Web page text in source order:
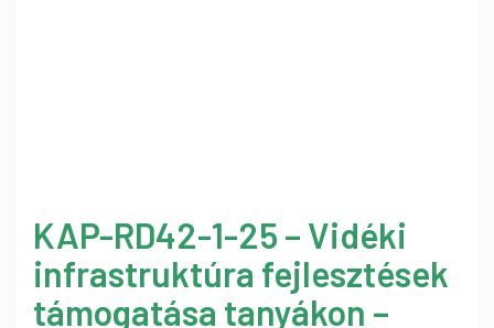
KAP-RD42-1-25 – Vidéki
infrastruktúra fejlesztések
támogatása tanyákon –